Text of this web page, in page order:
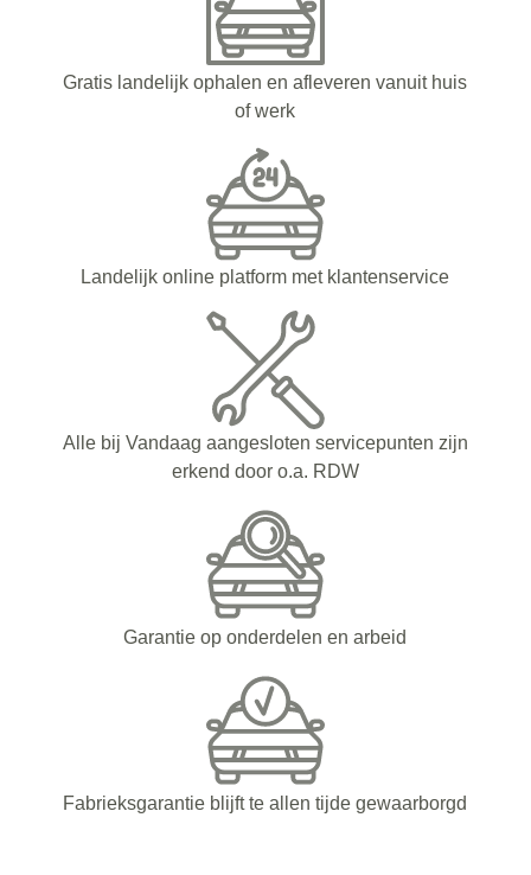
Gratis landelijk ophalen en afleveren vanuit huis
of werk
Landelijk online platform met klantenservice
Alle bij Vandaag aangesloten servicepunten zijn
erkend door o.a. RDW
Garantie op onderdelen en arbeid
Fabrieksgarantie blijft te allen tijde gewaarborgd